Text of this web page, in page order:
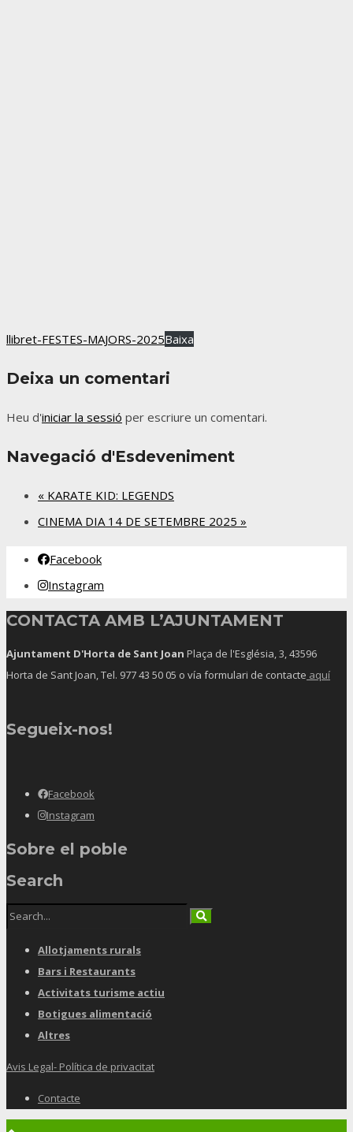
llibret-FESTES-MAJORS-2025Baixa
Deixa un comentari
Heu d'iniciar la sessió per escriure un comentari.
Navegació d'Esdeveniment
« KARATE KID: LEGENDS
CINEMA DIA 14 DE SETEMBRE 2025 »
Facebook
Instagram
CONTACTA AMB L’AJUNTAMENT
Ajuntament D'Horta de Sant Joan Plaça de l'Església, 3, 43596
Horta de Sant Joan, Tel. 977 43 50 05 o vía formulari de contacte aquí
Segueix-nos!
Facebook
Instagram
Sobre el poble
Search
Allotjaments rurals
Bars i Restaurants
Activitats turisme actiu
Botigues alimentació
Altres
Avis Legal- Política de privacitat
Contacte